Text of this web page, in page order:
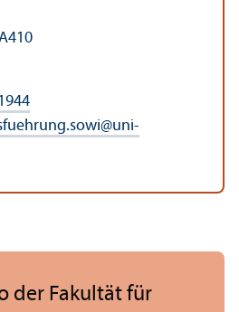
@uni-
der Fakultät für